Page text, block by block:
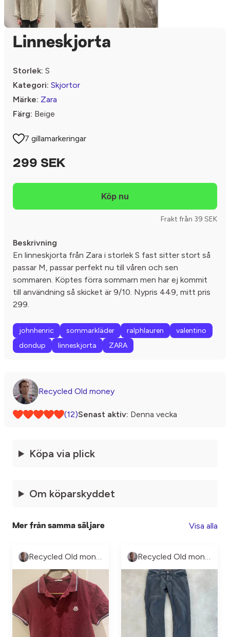
Linneskjorta
Storlek: S
Kategori: Skjortor
Märke: Zara
Färg: Beige
7 gillamarkeringar
299 SEK
Frakt från 39 SEK
Beskrivning
En linneskjorta från Zara i storlek S fast sitter stort så
passar M, passar perfekt nu till våren och sen
sommaren. Köptes förra sommarn men har ej kommit
till användning så skicket är 9/10. Nypris 449, mitt pris
299.
johnhenric sommarkläder ralphlauren
valentino
dondup
linneskjorta ZARA
Recycled Old money
(12)Senast aktiv: Denna vecka
Köpa via plick
Om köparskyddet
Mer från samma säljare Visa alla
Recycled Old money Recycled Old money